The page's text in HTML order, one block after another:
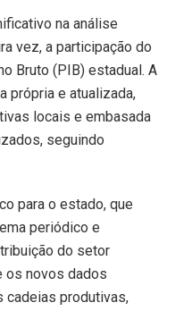
na análise
vez, a participação do
Bruto (PIB) estadual. A
própria e atualizada,
locais e embasada
seguindo
para o estado, que
periódico e
do setor
os novos dados
cadeias produtivas,